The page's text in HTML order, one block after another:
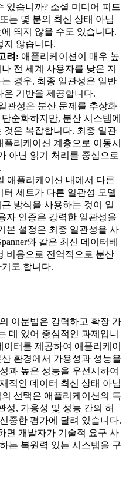
있습니까? 소셜 미디어 피드
는 몇 분의 최신 상태 아님
띄지 않을 수도 있습니다.
지 않습니다.
려: 애플리케이션이 매우 높
전 세계 사용자를 낮은 지
경우, 최종 일관성은 일반
은 기반을 제공합니다.
관성은 분산 문제를 추상화
순화하지만, 분산 시스템에
은 복잡합니다. 최종 일관
리케이션 계층으로 이동시
아닌 읽기 처리를 중심으로
애플리케이션 내에서 다른
세트가 다른 일관성 모델
방식을 사용하는 것이 일
자 인증은 강력한 일관성을
본 설정은 최종 일관성을 사
와 같은 최신 데이터베
비용으로 전역적으로 분산
도 합니다.
이분법은 강력하고 확장 가
데 있어 중심적인 과제입니
터를 제공하여 애플리케이
환경에서 가용성과 성능을
과 높은 성능을 우선시하여
적인 데이터 최신 상태 아님
선택은 애플리케이션의 특
성, 가용성 및 성능 간의 허
중한 평가에 달려 있습니다.
면 개발자가 기술적 요구 사
는 복원력 있는 시스템을 구